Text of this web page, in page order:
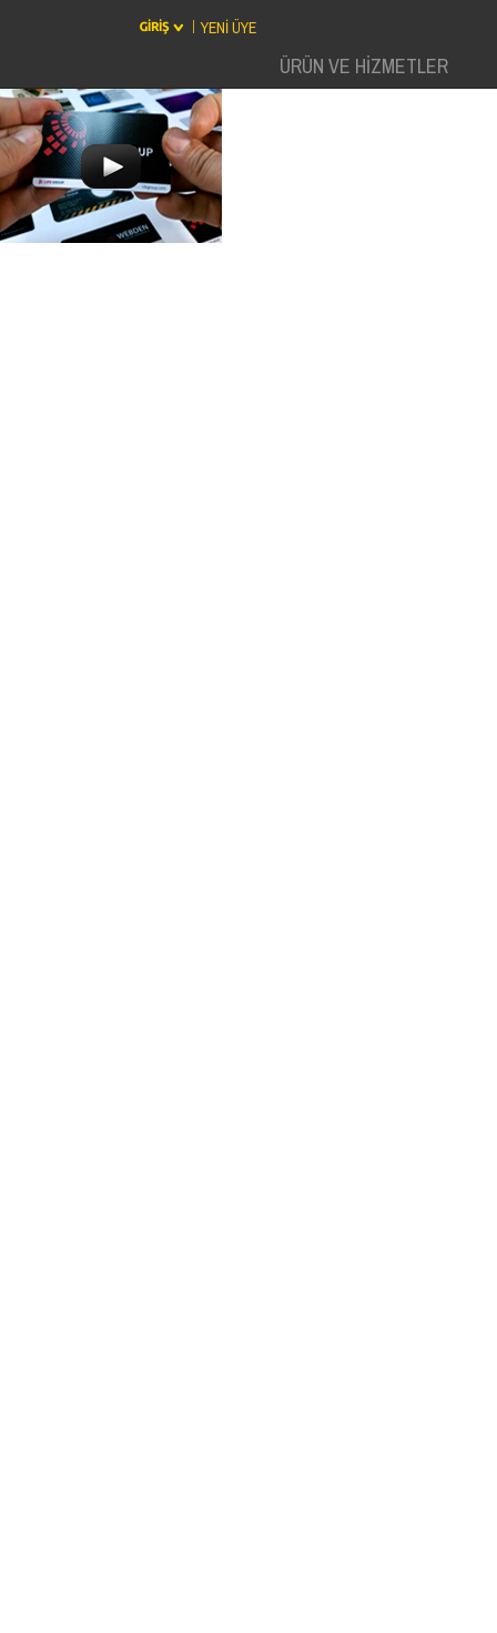
ÜRÜN VE HİZMETLER
YENİ ÜYE